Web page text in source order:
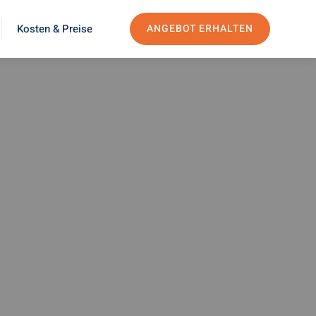
Kosten & Preise ANGEBOT ERHALTEN